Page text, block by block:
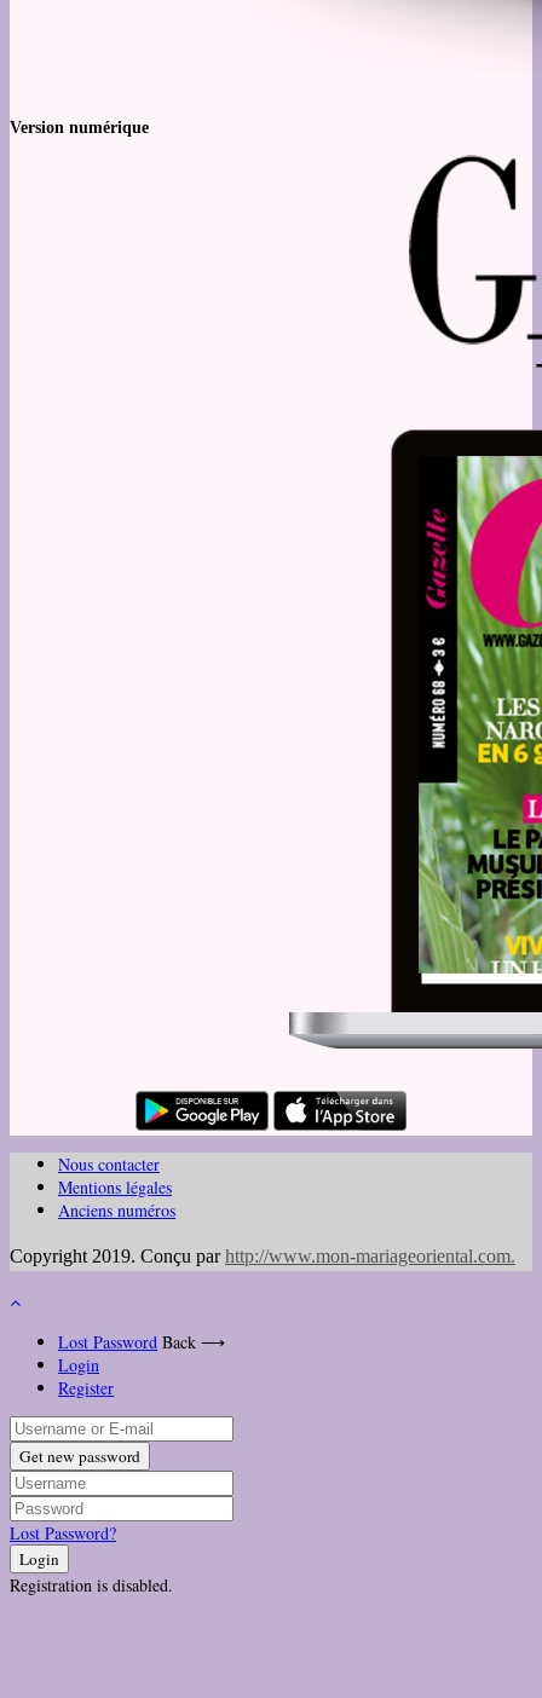
Version numérique
Nous contacter
Mentions légales
Anciens numéros
Copyright 2019. Conçu parhttp://www.mon-mariageoriental.com.
Lost Password Back ⟶
Login
Register
Get new password
Lost Password?
Login
Registration is disabled.